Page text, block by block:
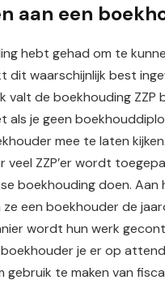
aan een
hebt gehad om te
dit waarschijnlijk best
valt de boekhouding ZZP
als je geen
mee te laten
veel ZZP’er wordt
boekhouding doen. Aan
een boekhouder de
wordt hun werk
je er op
gebruik te maken van